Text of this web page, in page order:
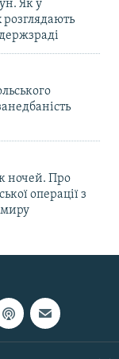
Як у
ночей. Про
операції з
миру